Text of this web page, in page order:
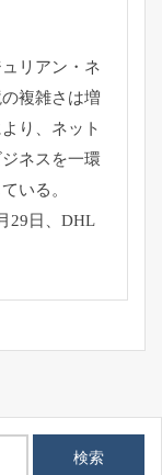
リアン・ネ
複雑さは増
り、ネット
ネスを一環
いる。
29日、 DHL